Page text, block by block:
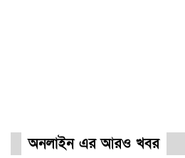
অনলাইন এর আরও খবর